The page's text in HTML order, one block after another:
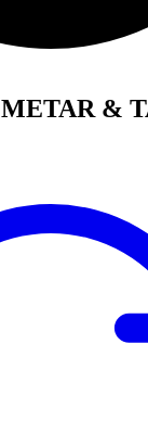
METAR &